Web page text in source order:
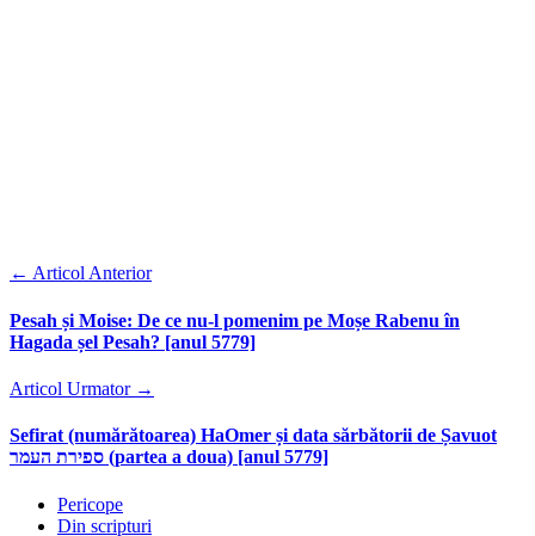
← Articol Anterior
Pesah și Moise: De ce nu-l pomenim pe Moșe Rabenu în
Hagada șel Pesah? [anul 5779]
Articol Urmator →
Sefirat (numărătoarea) HaOmer și data sărbătorii de Șavuot
ספירת העמר (partea a doua) [anul 5779]
Pericope
Din scripturi